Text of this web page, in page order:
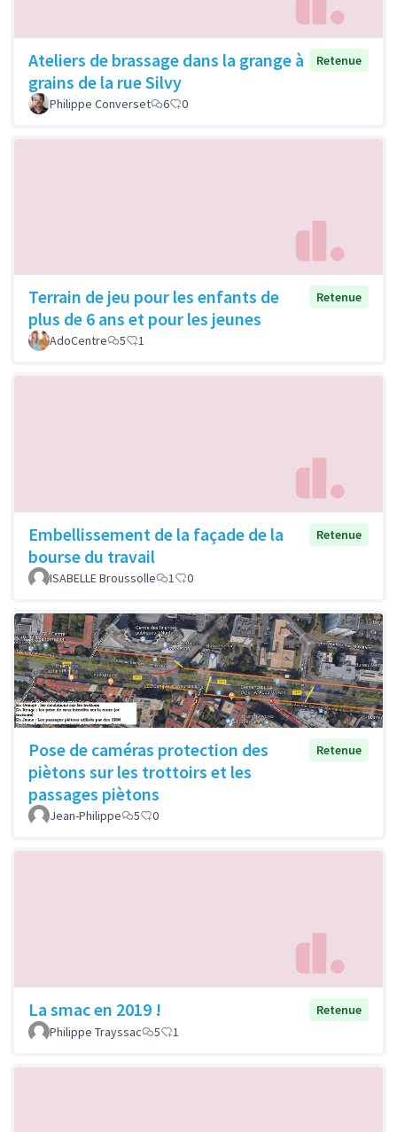
Ateliers de brassage dans la grange à
grains de la rue Silvy
Retenue
Philippe Converset 6 0
Terrain de jeu pour les enfants de
plus de 6 ans et pour les jeunes
Retenue
AdoCentre 5 1
Embellissement de la façade de la
bourse du travail
Retenue
ISABELLE Broussolle 1 0
Pose de caméras protection des
piètons sur les trottoirs et les
passages piètons
Retenue
Jean-Philippe 5 0
La smac en 2019 !
Retenue
Philippe Trayssac
5 1